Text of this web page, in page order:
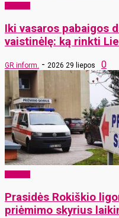
Iki vasaros pabaigos
vaistinėlę: ką rinkti
GR inform. - 2026 29 liepos 0
Prasidės Rokiškio
priėmimo skyrius